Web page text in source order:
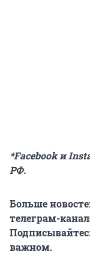
*Facebook и
РФ.
Больше
телеграм-
важном.